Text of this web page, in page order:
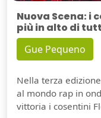
Nuova Scena: i
più in alto di
Gue Pequeno
Nella terza
al mondo rap in
vittoria i cosentini